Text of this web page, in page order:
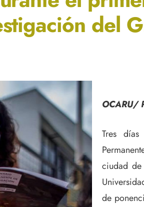
del
OCARU/
Tres
ciudad de
de